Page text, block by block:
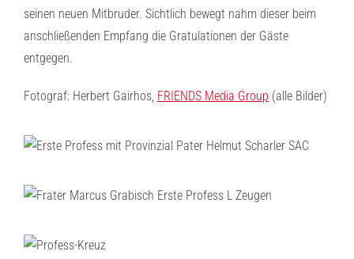
seinen neuen Mitbruder. Sichtlich bewegt nahm dieser beim
anschließenden Empfang die Gratulationen der Gäste
entgegen.
Fotograf: Herbert Gairhos, FRIENDS Media Group (alle Bilder)